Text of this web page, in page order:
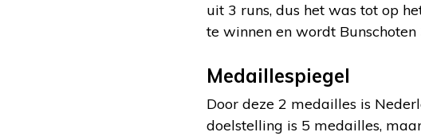
uit 3 runs, dus het was tot op
te winnen en wordt Bunschoten
Medaillespiegel
Door deze 2 medailles is
doelstelling is 5 medailles,